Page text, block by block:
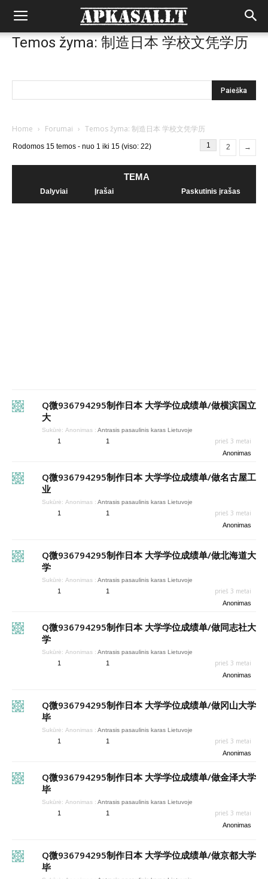
Temos žyma: 制造日本 学校文凭学历
Home › Forumai › Temos žyma: 制造日本 学校文凭学历
Rodomos 15 temos - nuo 1 iki 15 (viso: 22) 1 2 →
TEMA
Dalyviai Įrašai Paskutinis įrašas
Q微936794295制作日本 大学学位成绩单/做横滨国立
大
Sukūrė: Anonimas : Antrasis pasaulinis karas Lietuvoje
1 1 prieš 3 metai
Anonimas
Q微936794295制作日本 大学学位成绩单/做名古屋工
业
Sukūrė: Anonimas : Antrasis pasaulinis karas Lietuvoje
1 1 prieš 3 metai
Anonimas
Q微936794295制作日本 大学学位成绩单/做北海道大
学
Sukūrė: Anonimas : Antrasis pasaulinis karas Lietuvoje
1 1 prieš 3 metai
Anonimas
Q微936794295制作日本 大学学位成绩单/做同志社大
学
Sukūrė: Anonimas : Antrasis pasaulinis karas Lietuvoje
1 1 prieš 3 metai
Anonimas
Q微936794295制作日本 大学学位成绩单/做冈山大学
毕
Sukūrė: Anonimas : Antrasis pasaulinis karas Lietuvoje
1 1 prieš 3 metai
Anonimas
Q微936794295制作日本 大学学位成绩单/做金泽大学
毕
Sukūrė: Anonimas : Antrasis pasaulinis karas Lietuvoje
1 1 prieš 3 metai
Anonimas
Q微936794295制作日本 大学学位成绩单/做京都大学
毕